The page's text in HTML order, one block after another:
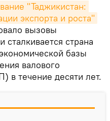
"Таджикистан:
экспорта и роста"
вызовы
страна
базы
валового
в течение десяти лет.